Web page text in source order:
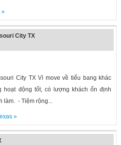
»
City TX
City TX Vì move về tiểu bang khác
hoạt động tốt, có lượng khách ổn định
làm. - Tiệm rộng...
»